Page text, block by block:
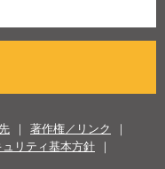
著作権／リンク
リティ基本方針